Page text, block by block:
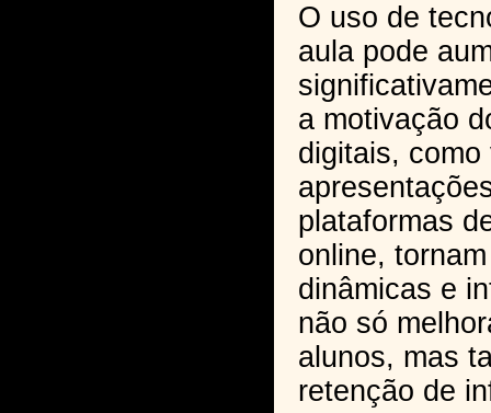
O uso de
aula pode
a motivação
digitais,
plataformas
online,
dinâmicas e
não só
alunos, mas
retenção de